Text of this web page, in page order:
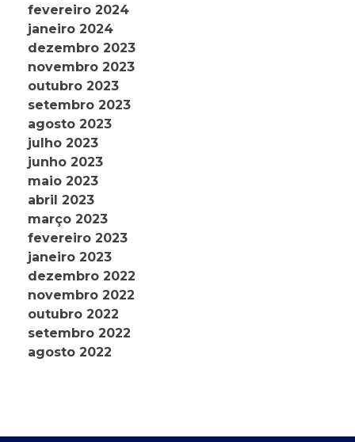
fevereiro 2024
janeiro 2024
dezembro 2023
novembro 2023
outubro 2023
setembro 2023
agosto 2023
julho 2023
junho 2023
maio 2023
abril 2023
março 2023
fevereiro 2023
janeiro 2023
dezembro 2022
novembro 2022
outubro 2022
setembro 2022
agosto 2022